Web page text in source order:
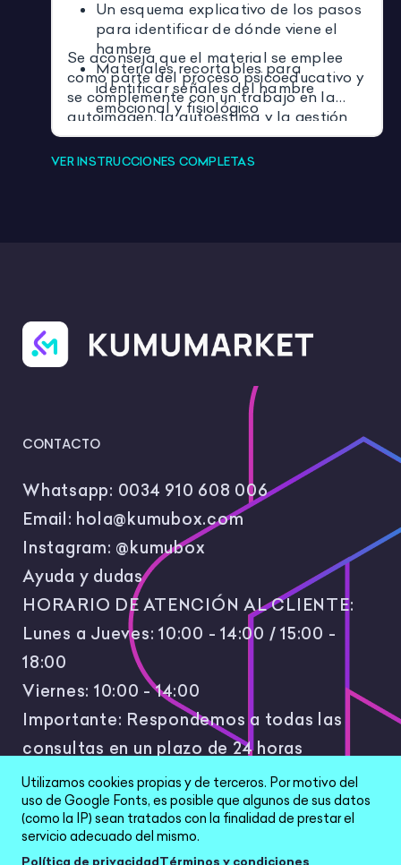
Un esquema explicativo de los pasos
para identificar de dónde viene el
hambre
Materiales recortables para
identificar señales del hambre
emocional y fisiológico
Se aconseja que el material se emplee
como parte del proceso psicoeducativo y
se complemente con un trabajo en la
autoimagen, la autoestima y la gestión
emocional.
VER INSTRUCCIONES COMPLETAS
CONTACTO
Whatsapp: 0034 910 608 006
Email: hola@kumubox.com
Instagram: @kumubox
Ayuda y dudas
HORARIO DE ATENCIÓN AL CLIENTE:
Lunes a Jueves: 10:00 - 14:00 / 15:00 -
18:00
Viernes: 10:00 - 14:00
Importante: Respondemos a todas las
consultas en un plazo de 24 horas
laborales.
Utilizamos cookies propias y de terceros. Por motivo del
uso de Google Fonts, es posible que algunos de sus datos
(como la IP) sean tratados con la finalidad de prestar el
servicio adecuado del mismo.